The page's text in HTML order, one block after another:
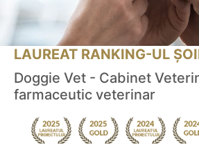
LAUREAT RANKING-UL
Doggie Vet - Cabinet
farmaceutic veterinar